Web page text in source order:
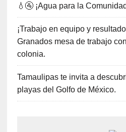
💧🚰 ¡Agua para la
¡Trabajo en equipo y
Granados mesa de trabajo
colonia.
Tamaulipas te invita a
playas del Golfo de México.